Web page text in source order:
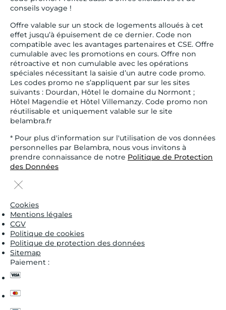
conseils voyage !
Offre valable sur un stock de logements alloués à cet
effet jusqu’à épuisement de ce dernier. Code non
compatible avec les avantages partenaires et CSE. Offre
cumulable avec les promotions en cours. Offre non
rétroactive et non cumulable avec les opérations
spéciales nécessitant la saisie d’un autre code promo.
Les codes promo ne s’appliquent par sur les sites
suivants : Dourdan, Hôtel le domaine du Normont ;
Hôtel Magendie et Hôtel Villemanzy. Code promo non
réutilisable et uniquement valable sur le site
belambra.fr
* Pour plus d'information sur l'utilisation de vos données
personnelles par Belambra, nous vous invitons à
prendre connaissance de notre Politique de Protection
des Données
Cookies
Mentions légales
CGV
Politique de cookies
Politique de protection des données
Sitemap
Paiement :
visa
master